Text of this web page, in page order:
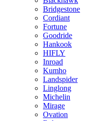
Bridgestone
Cordiant
Fortune
Goodride
Hankook
HIFLY
Inroad
Kumho
Landspider
Linglong
Michelin
Mirage
Ovation